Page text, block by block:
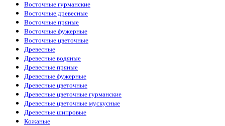
Восточные гурманские
Восточные древесные
Восточные пряные
Восточные фужерные
Восточные цветочные
Древесные
Древесные водяные
Древесные пряные
Древесные фужерные
Древесные цветочные
Древесные цветочные гурманские
Древесные цветочные мускусные
Древесные шипровые
Кожаные